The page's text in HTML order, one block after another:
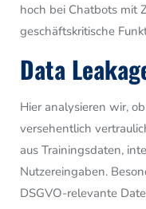
hoch bei Chatbots mit
geschäftskritische
Data
Hier analysieren wir,
versehentlich
aus Trainingsdaten,
Nutzereingaben.
DSGVO-relevante